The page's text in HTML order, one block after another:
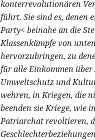
konterrevolutionären
führt. Sie sind es, denen
Party< beinahe an die
Klassenkämpfe von
hervorzubringen, zu
für alle Einkommen über
Umweltschutz und
wehren, in Kriegen, die
beenden sie Kriege, wie
Patriarchat revoltieren,